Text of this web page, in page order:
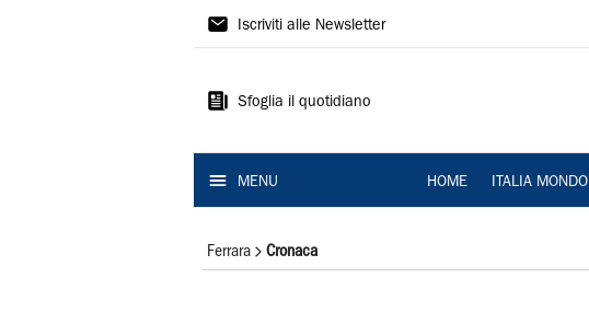
La
Ferrara
Iscriviti alle Newsletter
Sfoglia il quotidiano
MENU HOME ITALIA MONDO
Ferrara Cronaca